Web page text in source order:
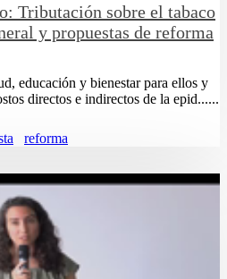
Tributación sobre el tabaco
y propuestas de reforma
educación y bienestar para ellos y
directos e indirectos de la epid......
reforma